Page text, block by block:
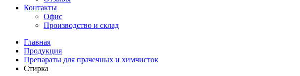
Контакты
Офис
Производство и склад
Главная
Продукция
Препараты для прачечных и химчисток
Стирка